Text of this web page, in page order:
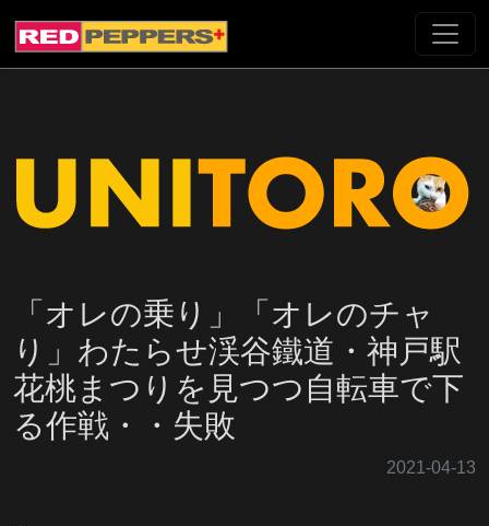
「オレの乗り」「オレのチャ
り」わたらせ渓谷鐵道・神戸駅
花桃まつりを見つつ自転車で下
る作戦・・失敗
2021-04-13